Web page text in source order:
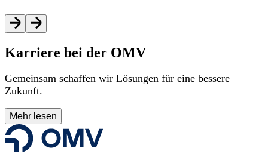
Karriere bei der OMV
Gemeinsam schaffen wir Lösungen für eine bessere
Zukunft.
Mehr lesen